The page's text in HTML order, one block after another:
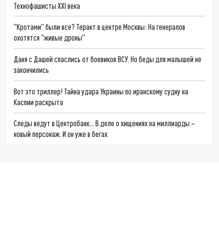
Технофашисты XXI века
"Кротами" были все? Теракт в центре Москвы: На генералов
охотятся "живые дроны"
Даня с Дашей спаслись от боевиков ВСУ. Но беды для малышей не
закончились
Вот это триллер! Тайна удара Украины по иранскому судну на
Каспии раскрыта
Следы ведут в Центробанк… В деле о хищениях на миллиарды –
новый персонаж. И он уже в бегах